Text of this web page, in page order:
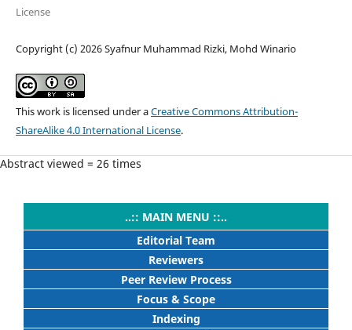
License
Copyright (c) 2026 Syafnur Muhammad Rizki, Mohd Winario
This work is licensed under aCreative Commons Attribution-
ShareAlike 4.0 International License.
Abstract viewed = 26 times
..:: MAIN MENU ::..
Editorial Team
Reviewers
Peer Review Process
Focus & Scope
Indexing